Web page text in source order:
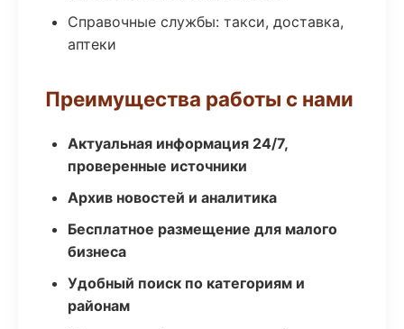
Справочные службы: такси, доставка,
аптеки
Преимущества работы с нами
Актуальная информация 24/7,
проверенные источники
Архив новостей и аналитика
Бесплатное размещение для малого
бизнеса
Удобный поиск по категориям и
районам